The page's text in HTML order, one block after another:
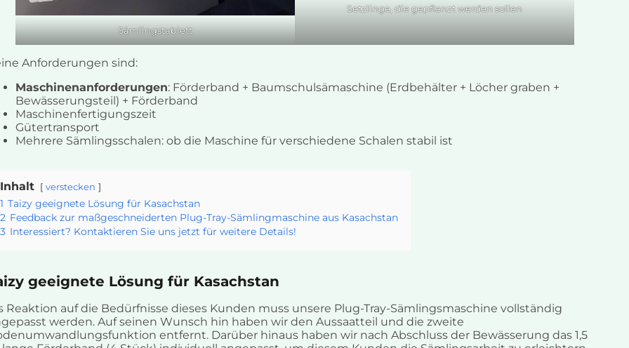
Sämlingstablett
Setzlinge, die gepflanzt werden sollen
Anforderungen sind:
Maschinenanforderungen: Förderband + Baumschulsämaschine (Erdbehälter + Löcher graben +
Bewässerungsteil) + Förderband
Maschinenfertigungszeit
Gütertransport
Mehrere Sämlingsschalen: ob die Maschine für verschiedene Schalen stabil ist
Inhalt verstecken
1 Taizy geeignete Lösung für Kasachstan
2 Feedback zur maßgeschneiderten Plug-Tray-Sämlingmaschine aus Kasachstan
3 Interessiert? Kontaktieren Sie uns jetzt für weitere Details!
geeignete Lösung für Kasachstan
Reaktion auf die Bedürfnisse dieses Kunden muss unsere Plug-Tray-Sämlingsmaschine vollständig
werden. Auf seinen Wunsch hin haben wir den Aussaatteil und die zweite
entfernt. Darüber hinaus haben wir nach Abschluss der Bewässerung das 1,5